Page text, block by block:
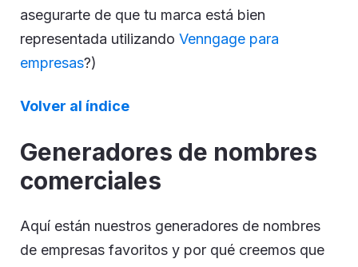
asegurarte de que tu marca está bien
representada utilizando Venngage para
empresas?)
Volver al índice
Generadores de nombres
comerciales
Aquí están nuestros generadores de nombres
de empresas favoritos y por qué creemos que